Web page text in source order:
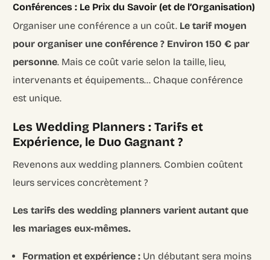
Conférences : Le Prix du Savoir (et de l’Organisation)
Organiser une conférence a un coût. Le tarif moyen
pour organiser une conférence ? Environ 150 € par
personne. Mais ce coût varie selon la taille, lieu,
intervenants et équipements… Chaque conférence
est unique.
Les Wedding Planners : Tarifs et
Expérience, le Duo Gagnant ?
Revenons aux wedding planners. Combien coûtent
leurs services concrètement ?
Les tarifs des wedding planners varient autant que
les mariages eux-mêmes.
Formation et expérience : Un débutant sera moins